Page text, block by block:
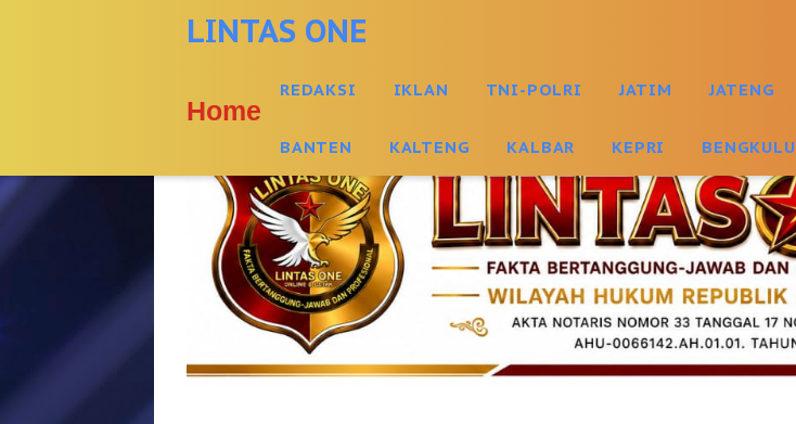
LINTAS ONE
Home
REDAKSI IKLAN TNI-POLRI JATIM JATENG
BANTEN KALTENG KALBAR KEPRI BENGKULU